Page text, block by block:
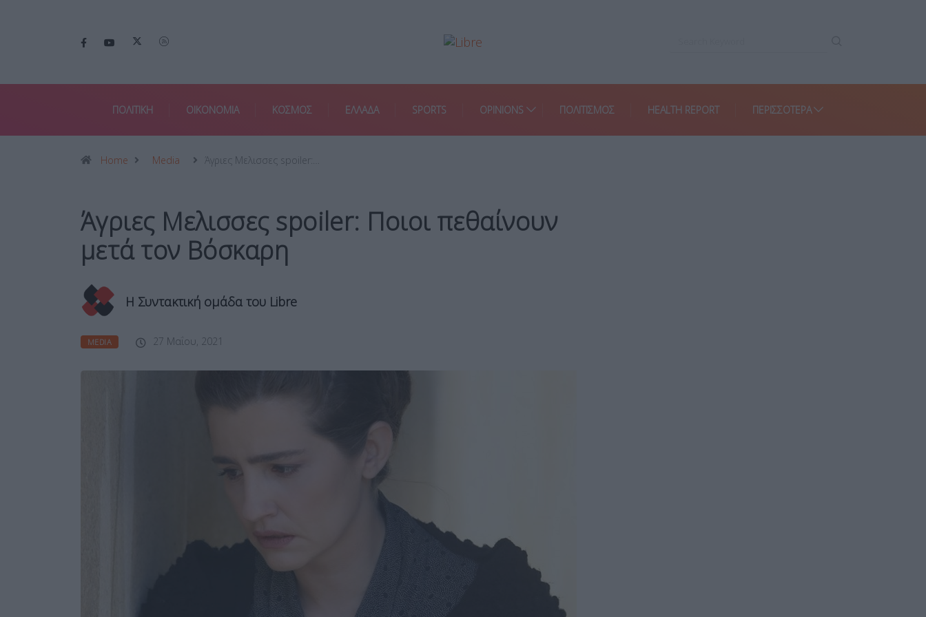
ΠΟΛΙΤΙΚΗ ΟΙΚΟΝΟΜΙΑ ΚΟΣΜΟΣ ΕΛΛΑΔΑ SPORTS OPINIONS ΠΟΛΙΤΙΣΜΟΣ HEALTH REPORT ΠΕΡΙΣΣΌΤΕΡΑ
Home Media Άγριες Μελισσες spoiler:…
Άγριες Μελισσες spoiler: Ποιοι πεθαίνουν
μετά τον Βόσκαρη
Η Συντακτική ομάδα του Libre
MEDIA 27 Μαΐου, 2021